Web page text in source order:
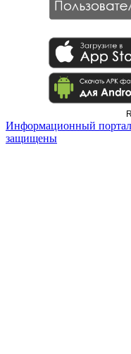
Информационный
защищены